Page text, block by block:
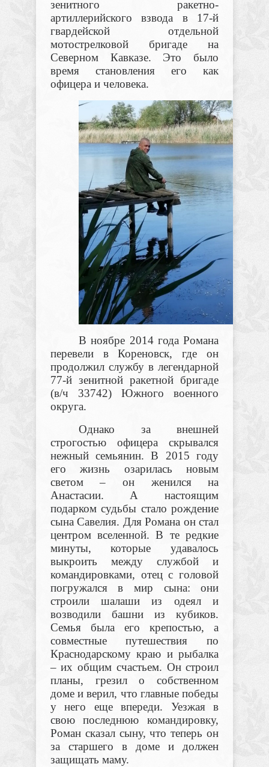
зенитного ракетно-
артиллерийского взвода в 17-й
гвардейской отдельной
мотострелковой бригаде на
Северном Кавказе. Это было
время становления его как
офицера и человека.
В ноябре 2014 года Романа
перевели в Кореновск, где он
продолжил службу в легендарной
77-й зенитной ракетной бригаде
(в/ч 33742) Южного военного
округа.
Однако за внешней
строгостью офицера скрывался
нежный семьянин. В 2015 году
его жизнь озарилась новым
светом – он женился на
Анастасии. А настоящим
подарком судьбы стало рождение
сына Савелия. Для Романа он стал
центром вселенной. В те редкие
минуты, которые удавалось
выкроить между службой и
командировками, отец с головой
погружался в мир сына: они
строили шалаши из одеял и
возводили башни из кубиков.
Семья была его крепостью, а
совместные путешествия по
Краснодарскому краю и рыбалка
– их общим счастьем. Он строил
планы, грезил о собственном
доме и верил, что главные победы
у него еще впереди. Уезжая в
свою последнюю командировку,
Роман сказал сыну, что теперь он
за старшего в доме и должен
защищать маму.